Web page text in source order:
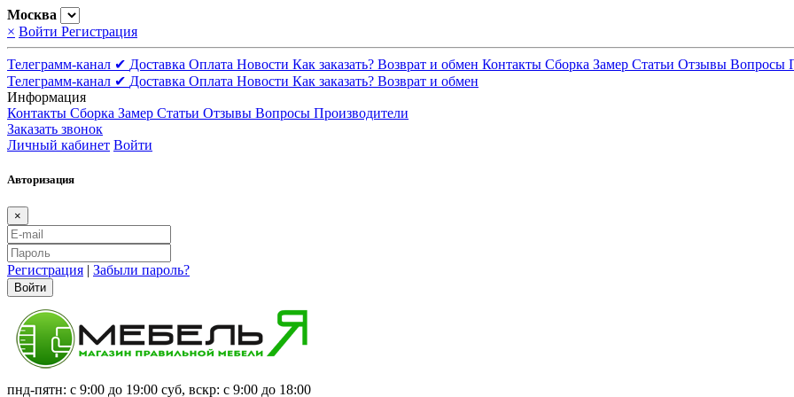
Москва
× Войти Регистрация
Телеграмм-канал ✔ Доставка Оплата Новости Как заказать? Возврат и обмен Контакты Сборка Замер Статьи Отзывы Вопросы
Телеграмм-канал ✔ Доставка Оплата Новости Как заказать? Возврат и обмен
Информация
Контакты Сборка Замер Статьи Отзывы Вопросы Производители
Заказать звонок
Личный кабинет Войти
Авторизация
×
Регистрация | Забыли пароль?
Войти
пнд-пятн: с 9:00 до 19:00 суб, вскр: с 9:00 до 18:00